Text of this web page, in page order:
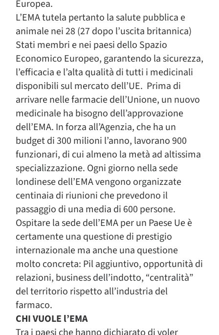
Europea.
L’EMA tutela pertanto la salute pubblica e
animale nei 28 (27 dopo l’uscita britannica)
Stati membri e nei paesi dello Spazio
Economico Europeo, garantendo la sicurezza,
l’efficacia e l’alta qualità di tutti i medicinali
disponibili sul mercato dell’UE. Prima di
arrivare nelle farmacie dell’Unione, un nuovo
medicinale ha bisogno dell’approvazione
dell’EMA. In forza all’Agenzia, che ha un
budget di 300 milioni l’anno, lavorano 900
funzionari, di cui almeno la metà ad altissima
specializzazione. Ogni giorno nella sede
londinese dell’EMA vengono organizzate
centinaia di riunioni che prevedono il
passaggio di una media di 600 persone.
Ospitare la sede dell’EMA per un Paese Ue è
certamente una questione di prestigio
internazionale ma anche una questione
molto concreta: Pil aggiuntivo, opportunità di
relazioni, business dell’indotto, “centralità”
del territorio rispetto all’industria del
farmaco.
CHI VUOLE l’EMA